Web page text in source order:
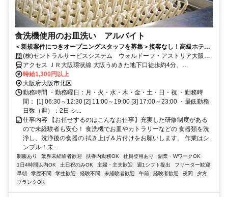
食洗機使用のお皿洗い アルバイト
＜新規案件につきオープニングスタッフを募集＞接客なし！高級ホテル
を裏方で支えるお仕事です◎
(株)セントラルサービスシステム ウォルドーフ・アストリア大阪
【AA423】
アクセス ＪＲ大阪環状線 大阪うめきた地下口徒歩約4分、
OsakaMetro四つ橋線 西梅田5番口徒歩約9分、OsakaMetro御堂筋線
梅田（Osaka5番口徒歩約9分
時給1,300円以上
大阪府大阪市北区
勤務時間 ・勤務曜日：月・火・水・木・金・土・日・祝 ・勤務時
間： [1] 06:30～12:30 [2] 11:00～19:00 [3] 17:00～23:00 ・最低勤務
日数（週）：2日 シ...
仕事内容 【お任せするのはこんなお仕事】充実した研修制度がある
ので未経験者も安心！ 食洗機でお皿やカトラリーなどの 食器類を洗
浄し、洗浄後の食器の 拭き上げ＆片付けをお願いします。 作業はシ
ンプル！未...
制服あり 業界未経験者歓迎 扶養内勤務OK 社員登用あり
副業・WワークOK
1日4時間以内OK
土日祝のみOK 主婦・主夫歓迎 週1シフト提出
フリーター歓迎
早朝
学歴不問 学生歓迎 経験不問 未経験者歓迎 午前 経験者歓迎 夜間
夕方
ブランクOK